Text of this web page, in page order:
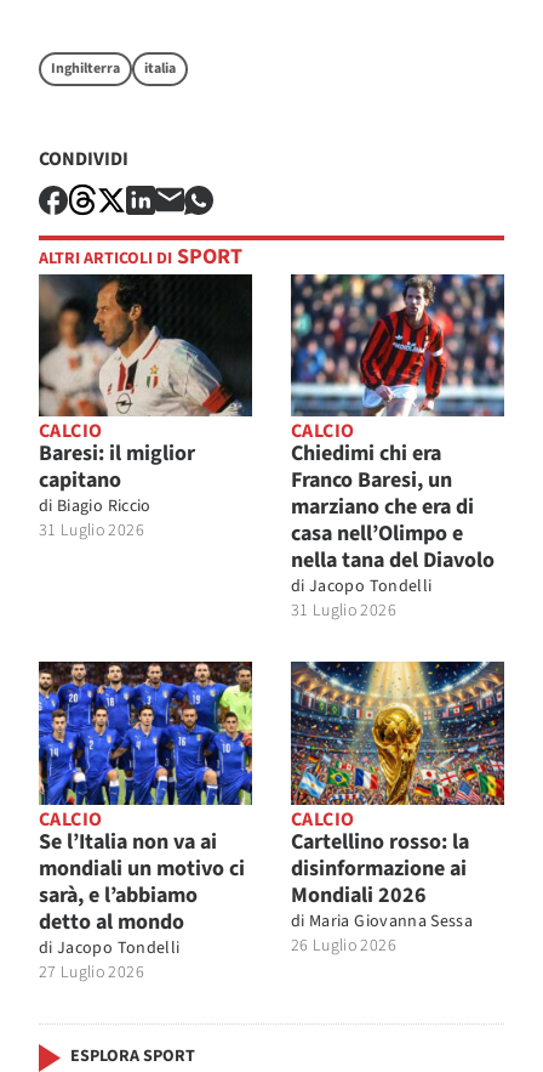
Inghilterra italia
CONDIVIDI
ALTRI ARTICOLI DI SPORT
CALCIO
Baresi: il miglior
capitano
di Biagio Riccio
31 Luglio 2026
CALCIO
Chiedimi chi era
Franco Baresi, un
marziano che era di
casa nell’Olimpo e
nella tana del Diavolo
di Jacopo Tondelli
31 Luglio 2026
CALCIO
Se l’Italia non va ai
mondiali un motivo ci
sarà, e l’abbiamo
detto al mondo
di Jacopo Tondelli
27 Luglio 2026
CALCIO
Cartellino rosso: la
disinformazione ai
Mondiali 2026
di Maria Giovanna Sessa
26 Luglio 2026
ESPLORA SPORT